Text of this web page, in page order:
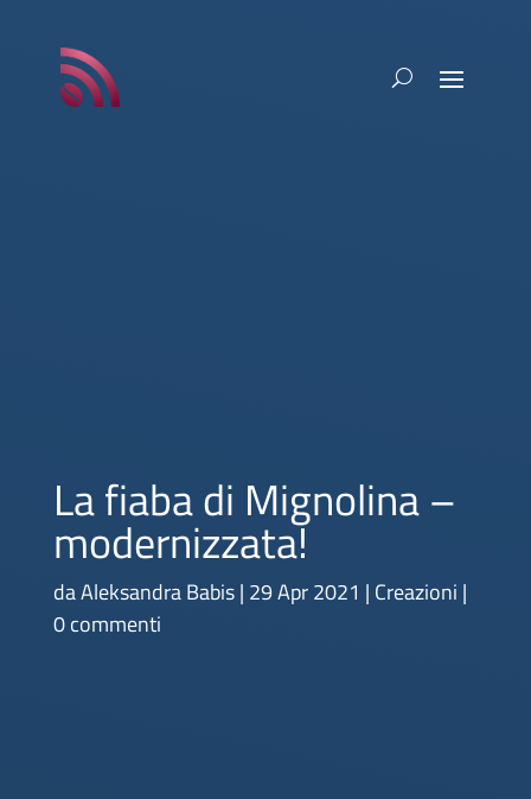
La fiaba di Mignolina –
modernizzata!
daAleksandra Babis 29 Apr 2021 Creazioni
0 commenti